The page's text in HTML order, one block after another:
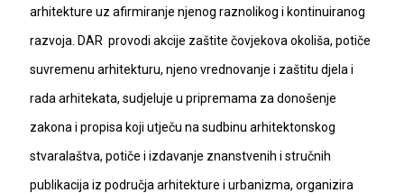
arhitekture uz afirmiranje njenog raznolikog i kontinuiranog
razvoja. DAR provodi akcije zaštite čovjekova okoliša, potiče
suvremenu arhitekturu, njeno vrednovanje i zaštitu djela i
rada arhitekata, sudjeluje u pripremama za donošenje
zakona i propisa koji utječu na sudbinu arhitektonskog
stvaralaštva, potiče i izdavanje znanstvenih i stručnih
publikacija iz područja arhitekture i urbanizma, organizira